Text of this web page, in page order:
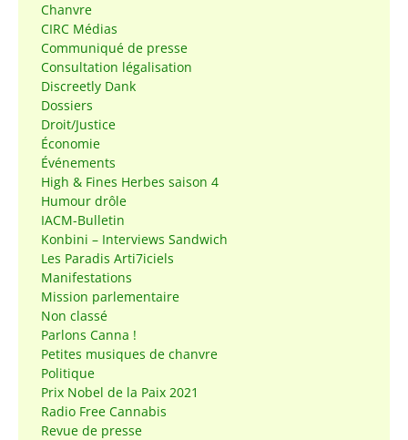
Chanvre
CIRC Médias
Communiqué de presse
Consultation légalisation
Discreetly Dank
Dossiers
Droit/Justice
Économie
Événements
High & Fines Herbes saison 4
Humour drôle
IACM-Bulletin
Konbini – Interviews Sandwich
Les Paradis Arti7iciels
Manifestations
Mission parlementaire
Non classé
Parlons Canna !
Petites musiques de chanvre
Politique
Prix Nobel de la Paix 2021
Radio Free Cannabis
Revue de presse